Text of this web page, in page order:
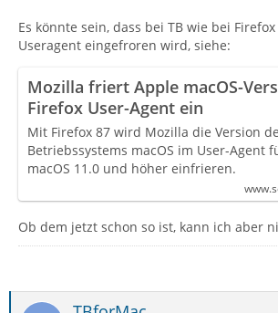
Es könnte sein, dass bei TB wie bei
Useragent eingefroren wird, siehe:
Mozilla friert Apple macOS-
Firefox User-Agent ein
Mit Firefox 87 wird Mozilla die Version
Betriebssystems macOS im User-Agent
macOS 11.0 und höher einfrieren.
Ob dem jetzt schon so ist, kann ich aber